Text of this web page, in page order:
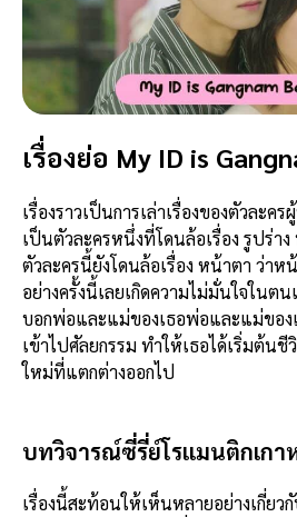
เรื่องย่อ My ID is
เรื่องราวเป็นการเล่าเรื่องของตัวละค
เป็นตัวละครหนึ่งที่โดนล้อเรื่อง รูปร่า
ตัวละครนี้ยังโดนล้อเรื่อง หน้าตา ว่าห
อย่างครั้งนี้เลยเกิดความไม่มั่นใจในต
บอกพ่อและแม่ของเธอพ่อและแม่ของ
เข้าไปศัลยกรรม ทำให้เธอได้เริ่มต้น
ใหม่ที่แตกต่างออกไป
บทวิจารณ์ซี่รี่ย์โรแมนติกเกา
เรื่องนี้สะท้อนให้เห็นหลายอย่างเกี่ยว